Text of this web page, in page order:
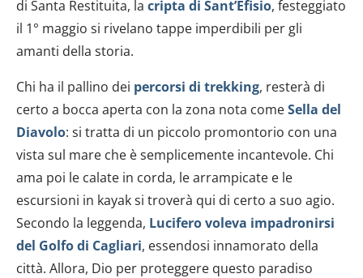
di Santa Restituita, la cripta di Sant’Efisio, festeggiato
il 1° maggio si rivelano tappe imperdibili per gli
amanti della storia.
Chi ha il pallino dei percorsi di trekking, resterà di
certo a bocca aperta con la zona nota comeSella del
Diavolo: si tratta di un piccolo promontorio con una
vista sul mare che è semplicemente incantevole. Chi
ama poi le calate in corda, le arrampicate e le
escursioni in kayak si troverà qui di certo a suo agio.
Secondo la leggenda, Lucifero voleva impadronirsi
del Golfo di Cagliari, essendosi innamorato della
città. Allora, Dio per proteggere questo paradiso